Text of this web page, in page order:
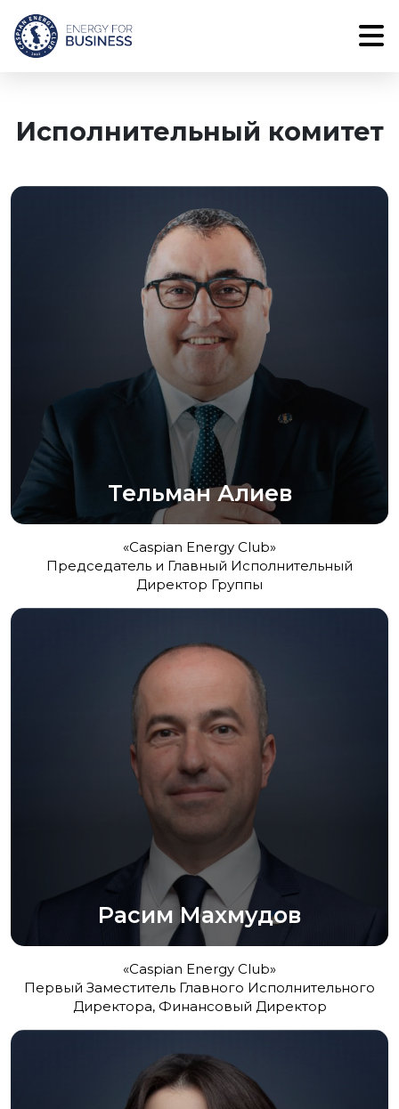
Исполнительный комитет
Тельман Алиев
«Caspian Energy Club»
Председатель и Главный Исполнительный
Директор Группы
Расим Махмудов
«Caspian Energy Club»
Первый Заместитель Главного Исполнительного
Директора, Финансовый Директор